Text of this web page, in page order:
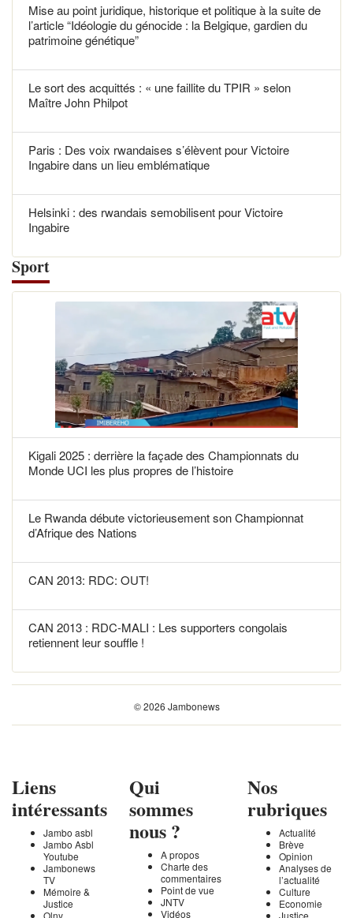
Mise au point juridique, historique et politique à la suite de
l’article “Idéologie du génocide : la Belgique, gardien du
patrimoine génétique”
Le sort des acquittés : « une faillite du TPIR » selon
Maître John Philpot
Paris : Des voix rwandaises s’élèvent pour Victoire
Ingabire dans un lieu emblématique
Helsinki : des rwandais semobilisent pour Victoire
Ingabire
Sport
Kigali 2025 : derrière la façade des Championnats du
Monde UCI les plus propres de l’histoire
Le Rwanda débute victorieusement son Championnat
d’Afrique des Nations
CAN 2013: RDC: OUT!
CAN 2013 : RDC-MALI : Les supporters congolais
retiennent leur souffle !
© 2026 Jambonews
Liens
intéressants
Jambo asbl
Jambo Asbl
Youtube
Jambonews
TV
Mémoire &
Justice
Qui
sommes
nous ?
A propos
Charte des
commentaires
Point de vue
JNTV
Vidéos
Nos
rubriques
Actualité
Brève
Opinion
Analyses de
l’actualité
Culture
Economie